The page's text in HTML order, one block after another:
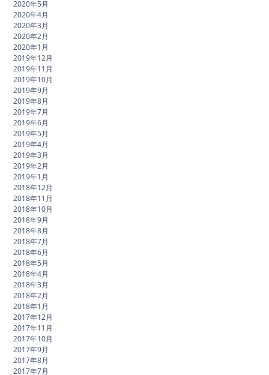
2020年5月
2020年4月
2020年3月
2020年2月
2020年1月
2019年12月
2019年11月
2019年10月
2019年9月
2019年8月
2019年7月
2019年6月
2019年5月
2019年4月
2019年3月
2019年2月
2019年1月
2018年12月
2018年11月
2018年10月
2018年9月
2018年8月
2018年7月
2018年6月
2018年5月
2018年4月
2018年3月
2018年2月
2018年1月
2017年12月
2017年11月
2017年10月
2017年9月
2017年8月
2017年7月